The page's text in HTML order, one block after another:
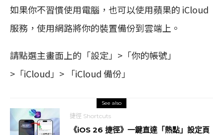
如果你不習慣使用電腦，也可以使用蘋果的 iCloud
服務，使用網路將你的裝置備份到雲端上。
請點選主畫面上的「設定」>「你的帳號」
>「iCloud」> 「iCloud 備份」
See also
捷徑 Shortcuts
《iOS 26 捷徑》一鍵直達「熱點」設定頁